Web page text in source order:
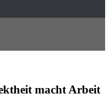
macht Arbeit